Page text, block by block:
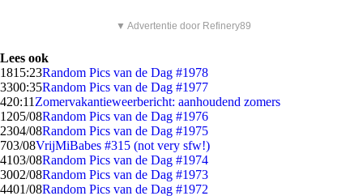
▼ Advertentie door Refinery89
Lees ook
1815:23Random Pics van de Dag #1978
3300:35Random Pics van de Dag #1977
420:11 Zomervakantieweerbericht: aanhoudend zomers
1205/08Random Pics van de Dag #1976
2304/08Random Pics van de Dag #1975
703/08VrijMiBabes #315 (not very sfw!)
4103/08Random Pics van de Dag #1974
3002/08Random Pics van de Dag #1973
4401/08Random Pics van de Dag #1972